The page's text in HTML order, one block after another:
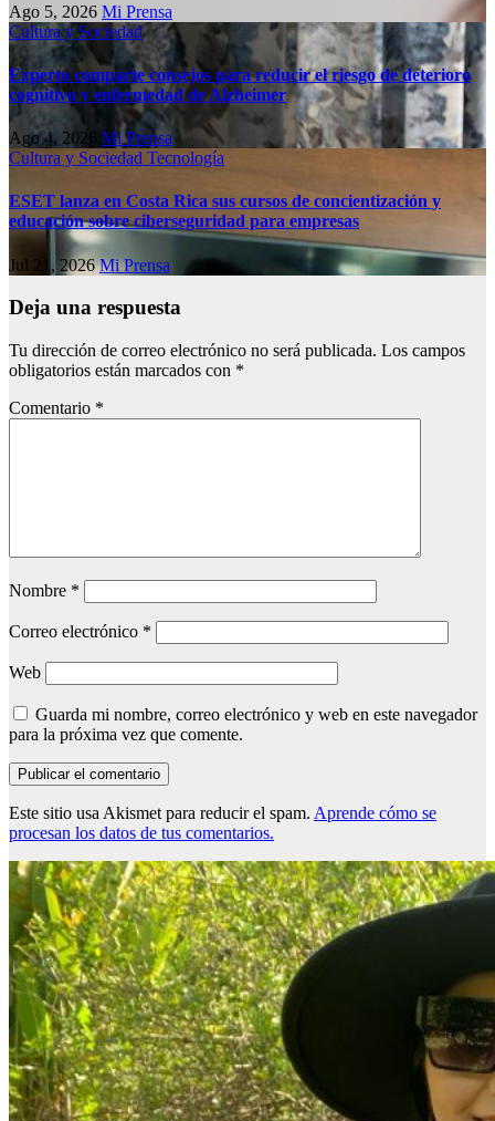
Ago 5, 2026 Mi Prensa
Cultura y Sociedad
Experto comparte consejos para reducir el riesgo de deterioro
cognitivo у enfermedad de Alzheimer
Ago 4, 2026 Mi Prensa
Cultura y Sociedad Tecnología
ESET lanza en Costa Rica sus cursos de concientización y
educación sobre ciberseguridad para empresas
Jul 21, 2026Mi Prensa
Deja una respuesta
Tu dirección de correo electrónico no será publicada. Los campos
obligatorios están marcados con *
Comentario *
Nombre *
Correo electrónico *
Web
Guarda mi nombre, correo electrónico y web en este navegador
para la próxima vez que comente.
Este sitio usa Akismet para reducir el spam. Aprende cómo se
procesan los datos de tus comentarios.